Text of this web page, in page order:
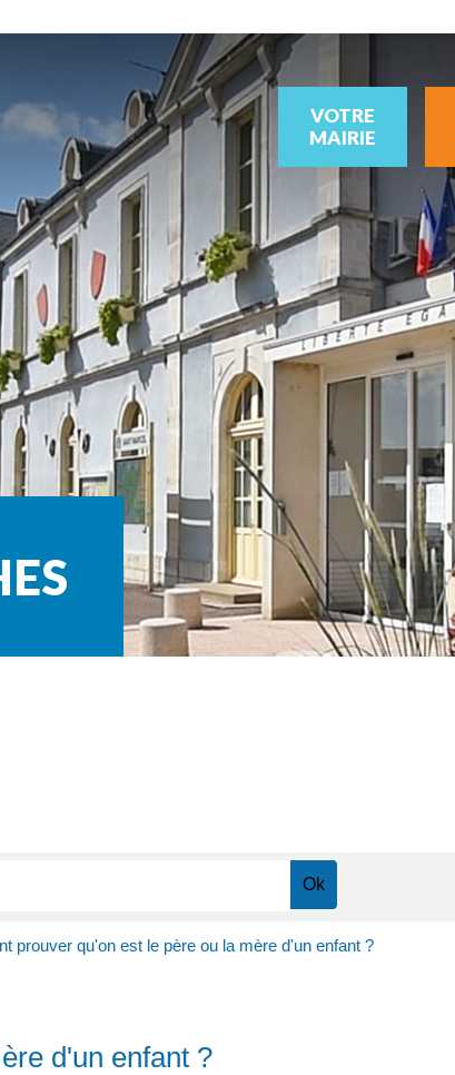
VOTRE
MAIRIE
prouver qu'on est le père ou la mère d'un enfant ?
d'un enfant ?